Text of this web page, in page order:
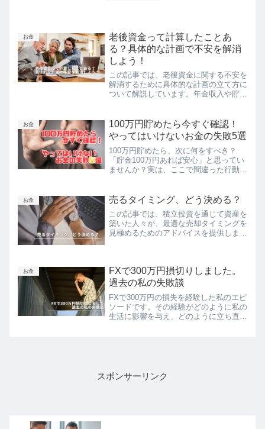
お金
老後資金って計算したことあ
る？具体的な計画で不安を解消
しよう！
この記事では、老後資金に関する不安を
解消するために具体的な計画の立て方に
ついて解説しています。年金収入や貯金
ンなど、実践的な方法を紹介していま
す。適切な計画と対策によって、老後の
資金面での不安を軽減し、充実した人生
を送るためのヒントが満載です。
お金
100万円貯めたら今すぐ確認！
やってはいけないお金の失敗5選
100万円貯めたら、次に何をすべき？
「貯金100万円あれば安心」と思ってい
ませんか？実は、ここで間違った行動を
の記事では、貯金100万円を達成した人
がやりがちな「お金の失敗5選」を詳し
く解説。
お金 売るタイミング、どう決める？
この記事では、積立投資を通じて資産を
築いた人々が、最適な売却タイミングを
見極めるためのアドバイスを提供しま
ヒントを提供します。
お金
FXで300万円損切りしました。
過去の私の失敗談
FXで300万円の損失を経験した私のエピ
ソードです。その経験がどのように私の
生活に影響を与え、どのように立ち直
スポンサーリンク